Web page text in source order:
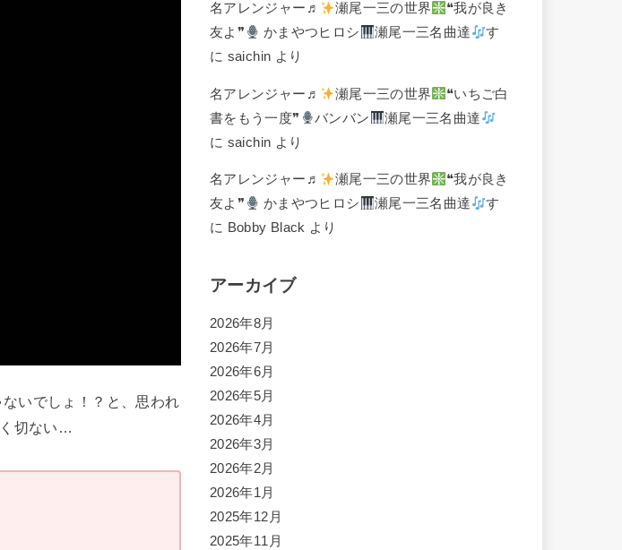
いでしょ！？と、思われ
切ない…
名アレンジャー♬ 瀬尾一三の世界
❝我が良き
友よ❞
かまやつヒロシ 瀬尾一三名曲達
す
に saichin より
名アレンジャー♬ 瀬尾一三の世界
❝いちご白
書をもう一度❞
バンバン
瀬尾一三名曲達
に saichin より
名アレンジャー♬ 瀬尾一三の世界
❝我が良き
友よ❞
かまやつヒロシ 瀬尾一三名曲達
す
に Bobby Black より
アーカイブ
2026年8月
2026年7月
2026年6月
2026年5月
2026年4月
2026年3月
2026年2月
2026年1月
2025年12月
2025年11月